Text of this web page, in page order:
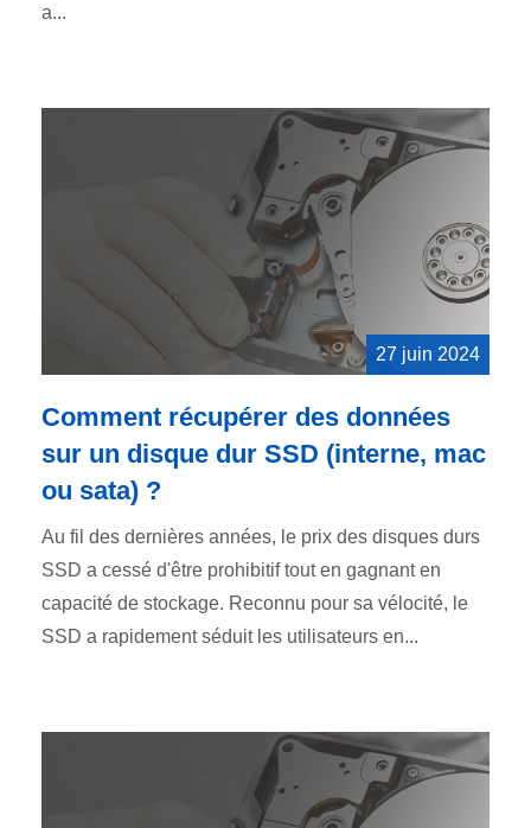
a...
27 juin 2024
Comment récupérer des données
sur un disque dur SSD (interne, mac
ou sata) ?
Au fil des dernières années, le prix des disques durs
SSD a cessé d'être prohibitif tout en gagnant en
capacité de stockage. Reconnu pour sa vélocité, le
SSD a rapidement séduit les utilisateurs en...